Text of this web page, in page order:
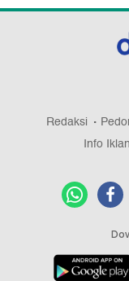
Redaksi
Info Iklan